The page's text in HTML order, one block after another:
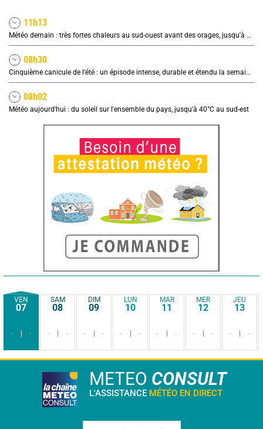
11h13
Météo demain : très fortes chaleurs au sud-ouest avant des orages, jusqu'à 39°C
08h30
Cinquième canicule de l’été : un épisode intense, durable et étendu la semaine prochaine
08h02
Météo aujourd'hui : du soleil sur l'ensemble du pays, jusqu'à 40°C au sud-est
VEN
07
- -
SAM
08
- -
DIM
09
- -
LUN
10
- -
MAR
11
- -
MER
12
- -
JEU
13
- -
METEO CONSULT
L'ASSISTANCE MÉTÉO EN DIRECT